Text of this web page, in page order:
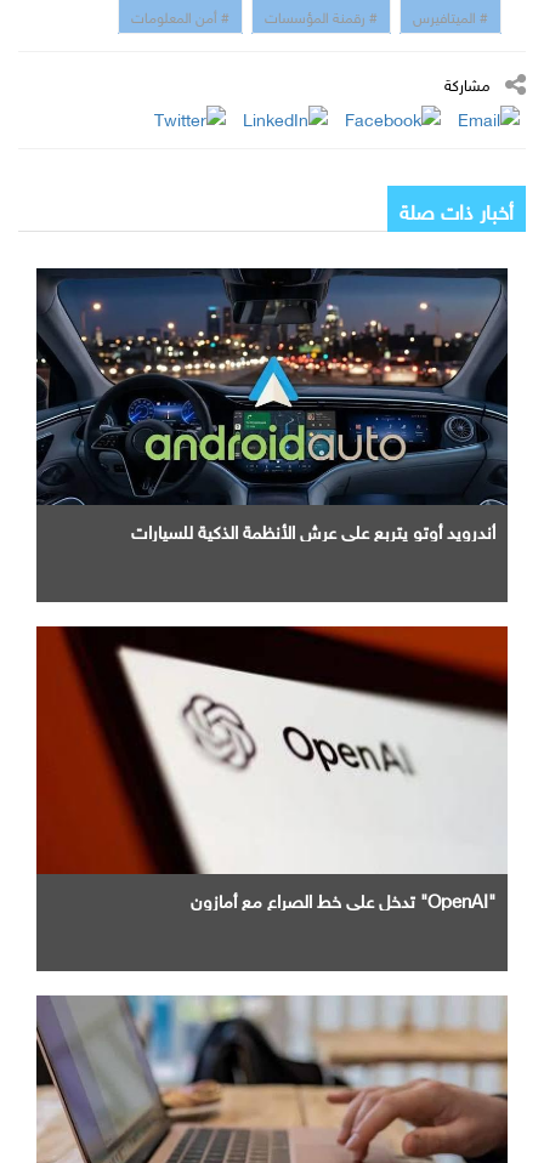
# الميتافيرس # رقمنة المؤسسات # أمن المعلومات
مشاركة
أخبار ذات صلة
أندرويد أوتو يتربع علي عرش الأنظمة الذكية للسيارات
"OpenAI" تدخل علي خط الصراع مع أمازون